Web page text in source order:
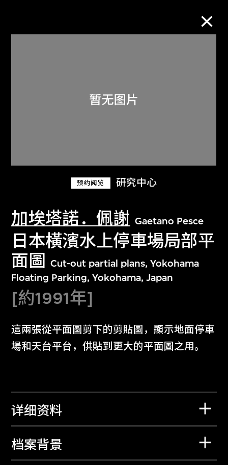
预约阅览 研究中心
加埃塔諾．佩謝 Gaetano Pesce
日本橫濱水上停車場局部平
面圖
Cut-out partial plans, Yokohama
Floating Parking, Yokohama, Japan
[約1991年]
這兩張從平面圖剪下的剪貼圖，顯示地面停車
場和天台平台，供貼到更大的平面圖之用。
详细资料
档案背景
关于M+藏品
探索世界顶级的二十及二十一世纪视觉
文化藏品。